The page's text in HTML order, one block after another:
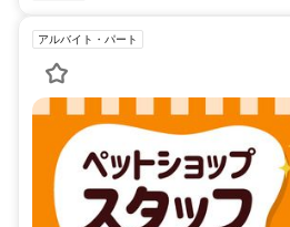
アルバイト・パート